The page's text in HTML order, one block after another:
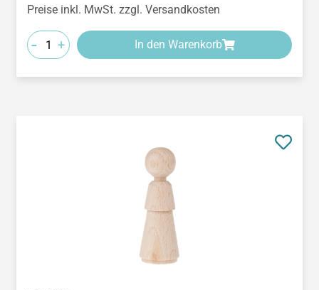
Preise inkl. MwSt. zzgl. Versandkosten
- + In den Warenkorb